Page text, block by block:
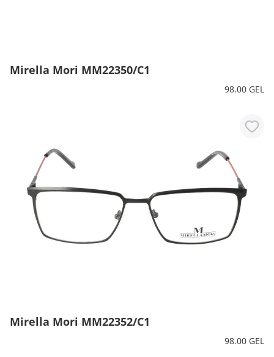
Mirella Mori MM22350/C1
98.00 GEL
Mirella Mori MM22352/C1
98.00 GEL